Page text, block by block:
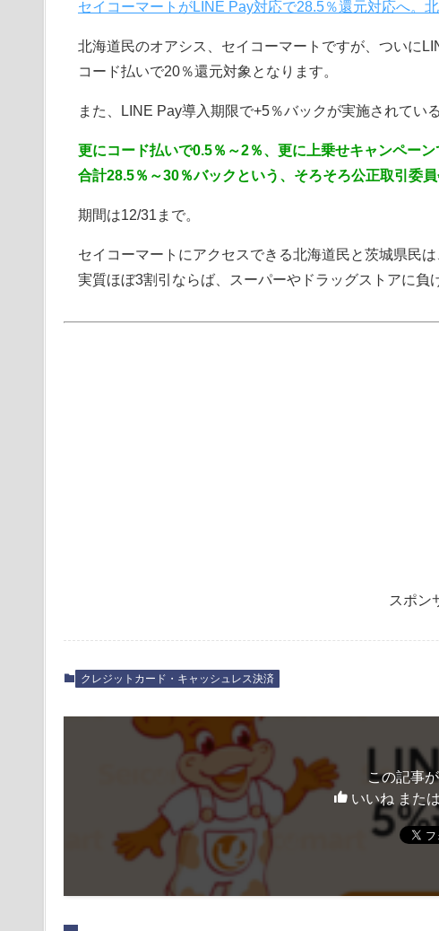
セイコーマートがLINE Pay対応で28.5％還元対応へ。
北海道民のオアシス、セイコーマートですが、ついに
コード払いで20％還元対象となります。
また、LINE Pay導入期限で+5％バックが実施されてい
更にコード払いで0.5％～2％、更に上乗せキャンペーン
合計28.5％～30％バックという、そろそろ公正取引委
期間は12/31まで。
セイコーマートにアクセスできる北海道民と茨城県民
実質ほぼ3割引ならば、スーパーやドラッグストアに負
スポン
クレジットカード・キャッシュレス決済
この記事
いいね また